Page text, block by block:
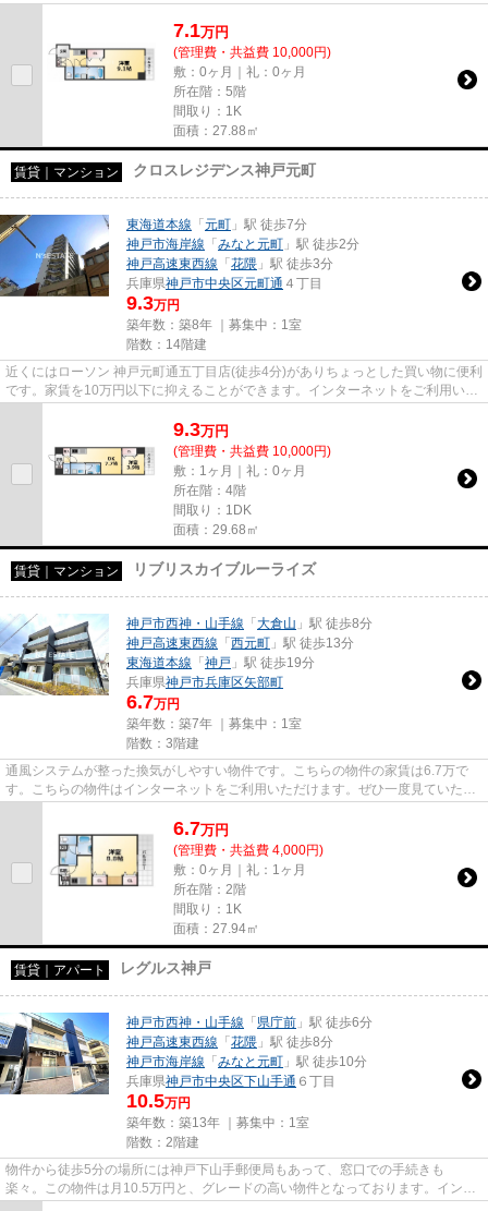
7.1万円
(管理費・共益費 10,000円)
敷：0ヶ月｜礼：0ヶ月
所在階：5階
間取り：1K
面積：27.88㎡
賃貸｜マンション クロスレジデンス神戸元町
東海道本線 「 元町 」駅 徒歩7分
神戸市海岸線 「 みなと元町 」駅 徒歩2分
神戸高速東西線 「 花隈 」駅 徒歩3分
兵庫県神戸市中央区元町通 ４丁目
9.3万円
築年数：築8年 ｜募集中： 1室
階数：14階建
近くにはローソン 神戸元町通五丁目店(徒歩4分)がありちょっとした買い物に便利
です。家賃を10万円以下に抑えることができます。インターネットをご利用いた
9.3万円
(管理費・共益費 10,000円)
敷：1ヶ月｜礼：0ヶ月
所在階：4階
間取り：1DK
面積：29.68㎡
賃貸｜マンション リブリスカイブルーライズ
神戸市西神・山手線 「 大倉山 」駅 徒歩8分
神戸高速東西線 「 西元町 」駅 徒歩13分
東海道本線 「 神戸 」駅 徒歩19分
兵庫県神戸市兵庫区矢部町
6.7万円
築年数：築7年 ｜募集中： 1室
階数：3階建
通風システムが整った換気がしやすい物件です。こちらの物件の家賃は6.7万で
す。こちらの物件はインターネットをご利用いただけます。ぜひ一度見ていただ
6.7万円
(管理費・共益費 4,000円)
敷：0ヶ月｜礼：1ヶ月
所在階：2階
間取り：1K
面積：27.94㎡
賃貸｜アパート レグルス神戸
神戸市西神・山手線 「 県庁前 」駅 徒歩6分
神戸高速東西線 「 花隈 」駅 徒歩8分
神戸市海岸線 「 みなと元町 」駅 徒歩10分
兵庫県神戸市中央区下山手通 ６丁目
10.5万円
築年数：築13年 ｜募集中： 1室
階数：2階建
物件から徒歩5分の場所には神戸下山手郵便局もあって、窓口での手続きも
楽々。この物件は月10.5万円と、グレードの高い物件となっております。インタ